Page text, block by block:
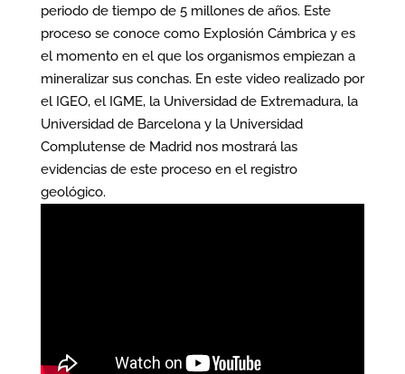
periodo de tiempo de 5 millones de años. Este
proceso se conoce como Explosión Cámbrica y es
el momento en el que los organismos empiezan a
mineralizar sus conchas. En este video realizado por
el IGEO, el IGME, la Universidad de Extremadura, la
Universidad de Barcelona y la Universidad
Complutense de Madrid nos mostrará las
evidencias de este proceso en el registro
geológico.